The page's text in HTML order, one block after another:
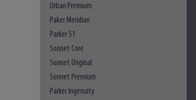
Urban Premium
Paker Meridian
Parker 51
Sonnet Core
Sonnet Original
Sonnet Premium
Parker Ingenuity